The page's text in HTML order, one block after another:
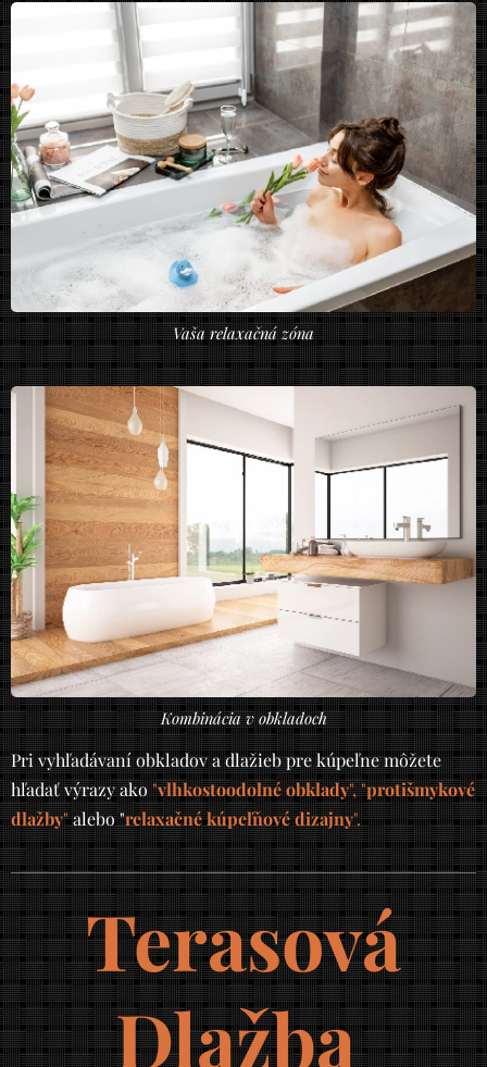
Vaša relaxačná zóna
Kombinácia v obkladoch
Pri vyhľadávaní obkladov a dlažieb pre kúpeľne môžete
hľadať výrazy ako "vlhkostoodolné obklady", "protišmykové
dlažby"alebo "relaxačné kúpeľňové dizajny".
Terasová
Dlažba